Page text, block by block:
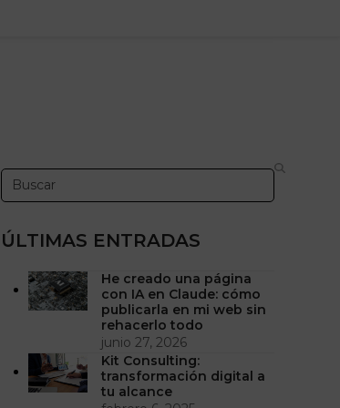
Search
ÚLTIMAS ENTRADAS
He creado una página
con IA en Claude: cómo
publicarla en mi web sin
rehacerlo todo
junio 27, 2026
Kit Consulting:
transformación digital a
tu alcance